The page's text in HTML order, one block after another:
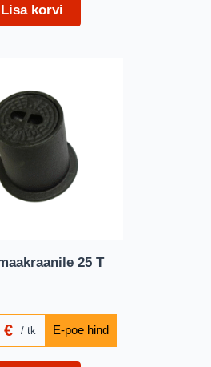
Lisa korvi
25 T
€ tk